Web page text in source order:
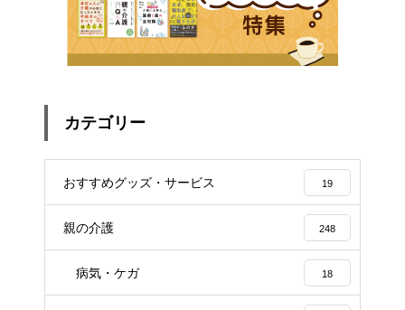
カテゴリー
おすすめグッズ・サービス 19
親の介護 248
病気・ケガ 18